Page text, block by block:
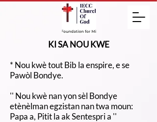
KI SA NOU KWE
* Nou kwè tout Bib la enspire, e se
Pawòl Bondye.
'' Nou kwè nan yon sèl Bondye
etènèlman egzistan nan twa moun:
Papa a, Pitit la ak Sentespri a ''